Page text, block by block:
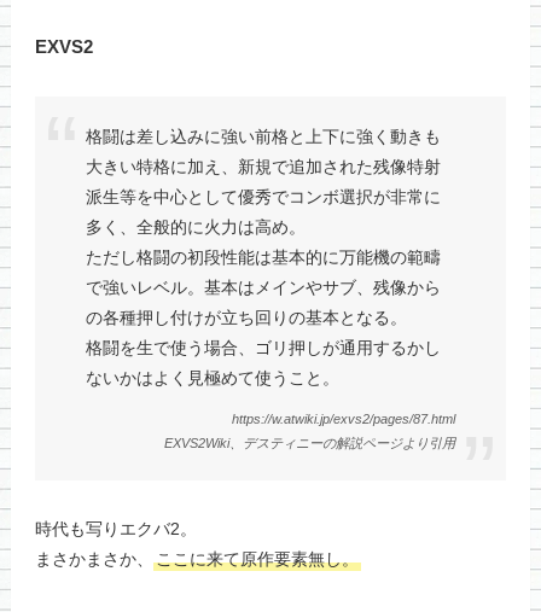
EXVS2
格闘は差し込みに強い前格と上下に強く動きも
大きい特格に加え、新規で追加された残像特射
派生等を中心として優秀でコンボ選択が非常に
多く、全般的に火力は高め。
ただし格闘の初段性能は基本的に万能機の範疇
で強いレベル。基本はメインやサブ、残像から
の各種押し付けが立ち回りの基本となる。
格闘を生で使う場合、ゴリ押しが通用するかし
ないかはよく見極めて使うこと。
https://w.atwiki.jp/exvs2/pages/87.html
EXVS2Wiki、デスティニーの解説ページより引用
時代も写りエクバ2。
まさかまさか、
ここに来て原作要素無し。